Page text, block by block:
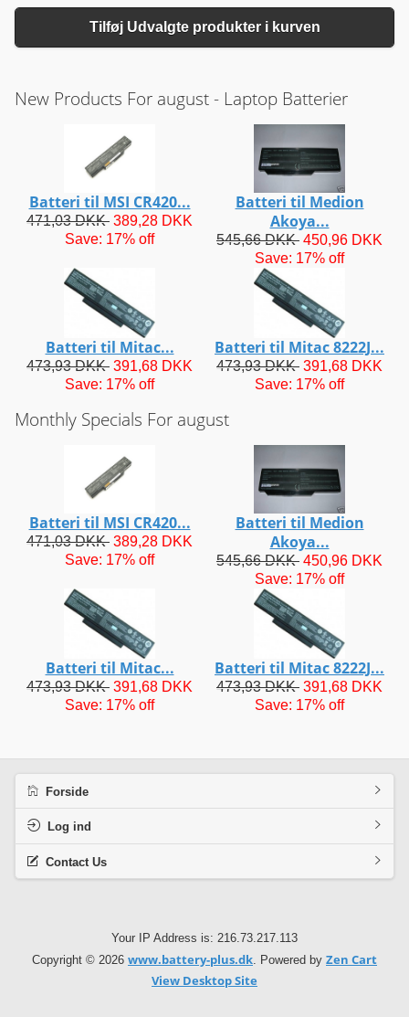
Tilføj Udvalgte produkter i kurven
New Products For august - Laptop Batterier
Batteri til MSI CR420...
471,03 DKK 389,28 DKK
Save: 17% off
Batteri til Medion
Akoya...
545,66 DKK 450,96 DKK
Save: 17% off
Batteri til Mitac...
473,93 DKK 391,68 DKK
Save: 17% off
Batteri til Mitac 8222J...
473,93 DKK 391,68 DKK
Save: 17% off
Monthly Specials For august
Batteri til MSI CR420...
471,03 DKK 389,28 DKK
Save: 17% off
Batteri til Medion
Akoya...
545,66 DKK 450,96 DKK
Save: 17% off
Batteri til Mitac...
473,93 DKK 391,68 DKK
Save: 17% off
Batteri til Mitac 8222J...
473,93 DKK 391,68 DKK
Save: 17% off
Forside
Log ind
Contact Us
Your IP Address is: 216.73.217.113
Copyright © 2026 www.battery-plus.dk . Powered by Zen Cart
View Desktop Site